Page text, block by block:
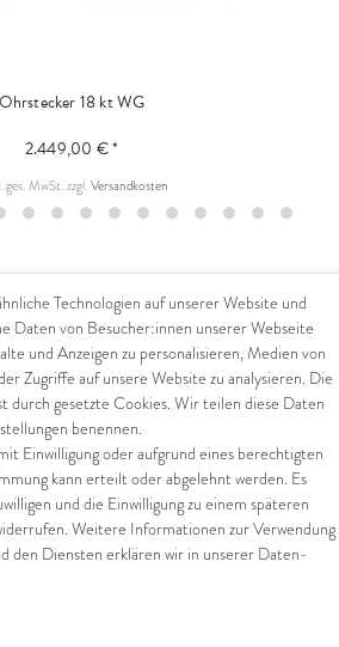
Ohrstecker 18 kt WG
2.449,00 € *
ges. MwSt.zzgl.Versandkosten
Rechtliches
AGB
Impressum
Datenschutz
Widerrufsrecht
Zahlung und Versand
Widerrufsformular
Technologien auf unserer Website und
Daten von Besucher:innen unserer Webseite
und Anzeigen zu personalisieren, Medien von
Zugriffe auf unsere Website zu analysieren. Die
durch gesetzte Cookies. Wir teilen diese Daten
benennen.
Einwilligung oder aufgrund eines berechtigten
kann erteilt oder abgelehnt werden. Es
und die Einwilligung zu einem späteren
Weitere Informationen zur Verwendung
den Diensten erklären wir in unserer Daten­